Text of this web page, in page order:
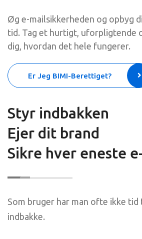
Øg e-mailsikkerheden og opbyg
tid. Tag et hurtigt, uforpligtende
dig, hvordan det hele fungerer.
Er Jeg BIMI-Berettiget?
Styr indbakken
Ejer dit brand
Sikre hver eneste
Som bruger har man ofte ikke tid
indbakke.